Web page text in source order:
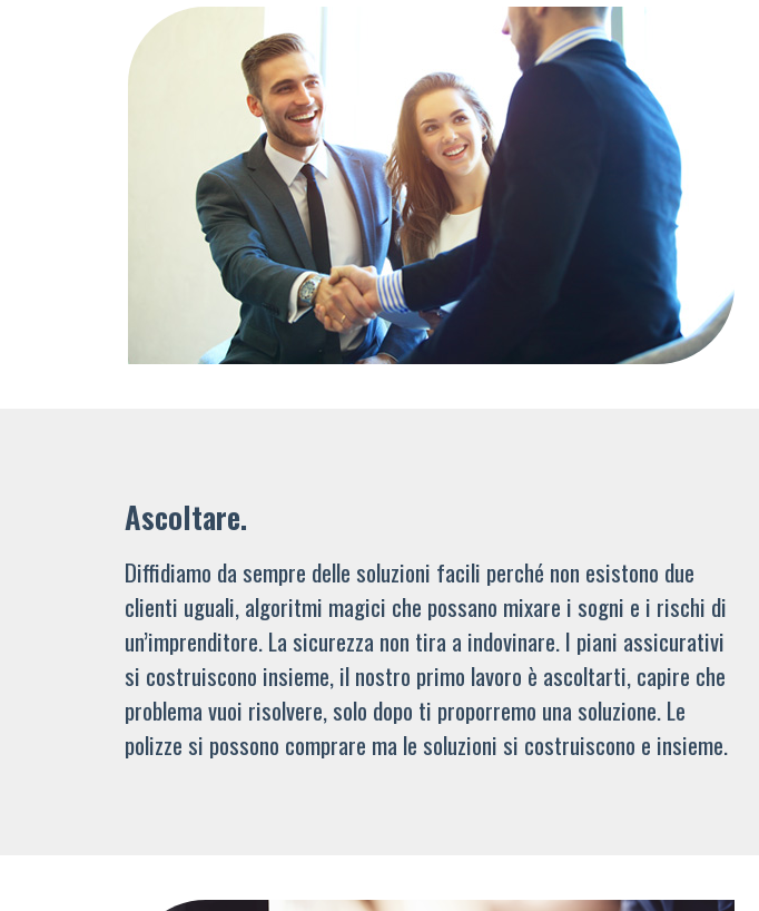
Ascoltare.
Diffidiamo da sempre delle soluzioni facili perché non esistono due
clienti uguali, algoritmi magici che possano mixare i sogni e i rischi di
un’imprenditore. La sicurezza non tira a indovinare. I piani assicurativi
si costruiscono insieme, il nostro primo lavoro è ascoltarti, capire che
problema vuoi risolvere, solo dopo ti proporremo una soluzione. Le
polizze si possono comprare ma le soluzioni si costruiscono e insieme.